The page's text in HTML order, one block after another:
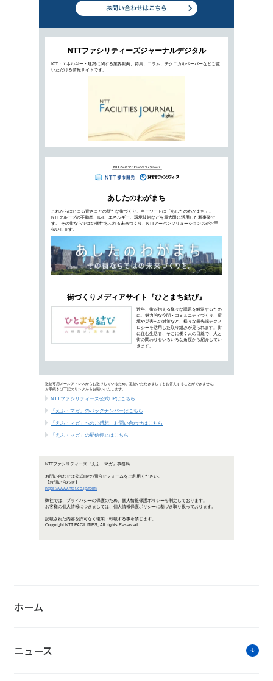
知れば知るほど奥深い、お茶の楽し
2021年11月3日公開
に良いと言われています。お茶が注目される
マル時代のお茶の楽しみ方とは…
～特集 ニューワークスタイル～
ホーム
ニュース